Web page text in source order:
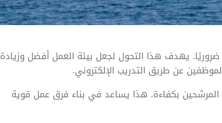
ضروريًا. يهدف هذا التحول لجعل بيئة العمل أفضل وزيادة
عن طريق التدريب الإلكتروني.
المرشحين بكفاءة. هذا يساعد في بناء فرق عمل قوية